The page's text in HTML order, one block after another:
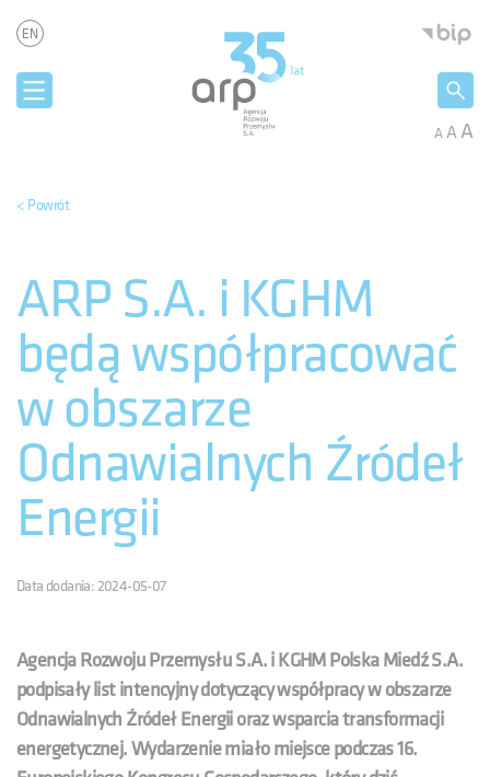
EN
AAA
< Powrót
ARP S.A. i KGHM
będą współpracować
w obszarze
Odnawialnych Źródeł
Energii
Data dodania: 2024-05-07
Agencja Rozwoju Przemysłu S.A. i KGHM Polska Miedź S.A.
podpisały list intencyjny dotyczący współpracy w obszarze
Odnawialnych Źródeł Energii oraz wsparcia transformacji
energetycznej. Wydarzenie miało miejsce podczas 16.